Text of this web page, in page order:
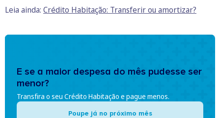
Leia ainda: Crédito Habitação: Transferir ou amortizar?
E se a maior despesa do mês pudesse ser
menor?
Transfira o seu Crédito Habitação e pague menos.
Poupe já no próximo mês